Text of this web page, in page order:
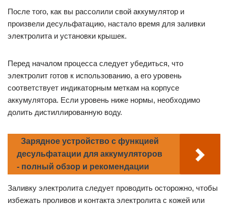
После того, как вы рассолили свой аккумулятор и
произвели десульфатацию, настало время для заливки
электролита и установки крышек.
Перед началом процесса следует убедиться, что
электролит готов к использованию, а его уровень
соответствует индикаторным меткам на корпусе
аккумулятора. Если уровень ниже нормы, необходимо
долить дистиллированную воду.
Зарядное устройство с функцией
десульфатации для аккумуляторов
- полный обзор и рекомендации
Заливку электролита следует проводить осторожно, чтобы
избежать проливов и контакта электролита с кожей или